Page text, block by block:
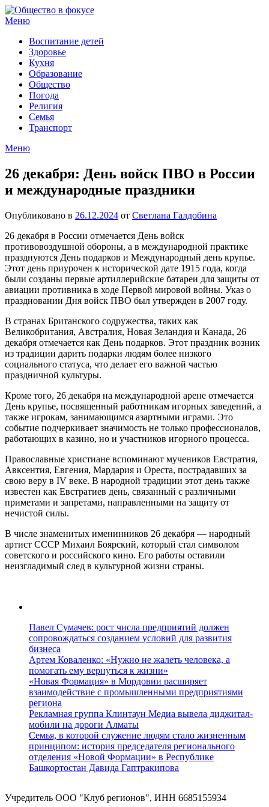
Перейти
к
Меню
Воспитание детей
Здоровье
Кухня
Образование
Общество
Погода
Религия
Семья
Транспорт
Меню
26 декабря: День войск ПВО в России
и международные праздники
Опубликовано в 26.12.2024 от Светлана Галдобина
26 декабря в России отмечается День войск
противовоздушной обороны, а в международной практике
празднуются День подарков и Международный день крупье.
Этот день приурочен к исторической дате 1915 года, когда
были созданы первые артиллерийские батареи для защиты от
авиации противника в ходе Первой мировой войны. Указ о
праздновании Дня войск ПВО был утвержден в 2007 году.
В странах Британского содружества, таких как
Великобритания, Австралия, Новая Зеландия и Канада, 26
декабря отмечается как День подарков. Этот праздник возник
из традиции дарить подарки людям более низкого
социального статуса, что делает его важной частью
праздничной культуры.
Кроме того, 26 декабря на международной арене отмечается
День крупье, посвященный работникам игорных заведений, а
также игрокам, занимающимся азартными играми. Это
событие подчеркивает значимость не только профессионалов,
работающих в казино, но и участников игорного процесса.
Православные христиане вспоминают мучеников Евстратия,
Авксентия, Евгения, Мардария и Ореста, пострадавших за
свою веру в IV веке. В народной традиции этот день также
известен как Евстратиев день, связанный с различными
приметами и запретами, направленными на защиту от
нечистой силы.
В числе знаменитых именинников 26 декабря — народный
артист СССР Михаил Боярский, который стал символом
советского и российского кино. Его работы оставили
неизгладимый след в культурной жизни страны.
Павел Сумачев: рост числа предприятий должен
сопровождаться созданием условий для развития
бизнеса
Артем Коваленко: «Нужно не жалеть человека, а
помогать ему вернуться к жизни»
«Новая Формация» в Мордовии расширяет
взаимодействие с промышленными предприятиями
региона
Рекламная группа Клинтаун Медиа вывела диджитал-
мобили на дороги Алматы
Семья, в которой служение людям стало жизненным
принципом: история председателя регионального
отделения «Новой Формации» в Республике
Башкортостан Давида Гаптракипова
Учредитель ООО "Клуб регионов", ИНН 6685155934